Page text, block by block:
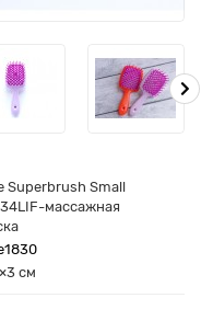
Superbrush Small
массажная
см